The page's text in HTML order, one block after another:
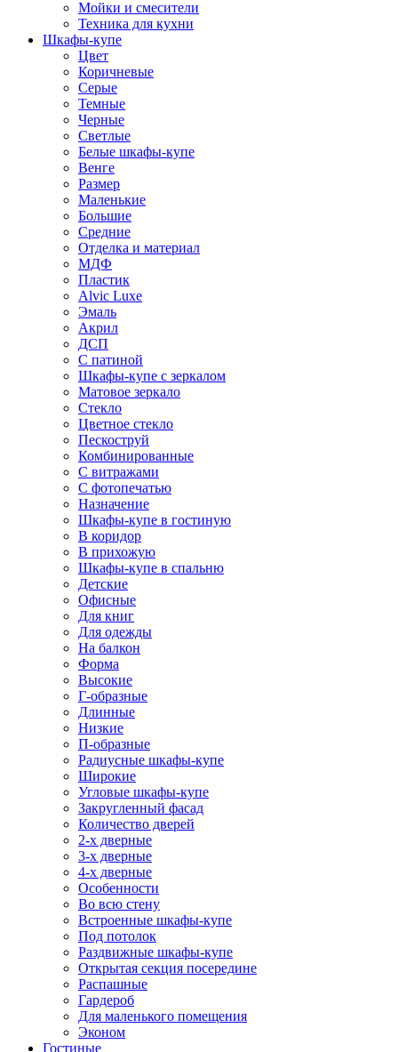
Мойки и смесители
Техника для кухни
Шкафы-купе
Цвет
Коричневые
Серые
Темные
Черные
Светлые
Белые шкафы-купе
Венге
Размер
Маленькие
Большие
Средние
Отделка и материал
МДФ
Пластик
Alvic Luxe
Эмаль
Акрил
ДСП
С патиной
Шкафы-купе с зеркалом
Матовое зеркало
Стекло
Цветное стекло
Пескоструй
Комбинированные
С витражами
С фотопечатью
Назначение
Шкафы-купе в гостиную
В коридор
В прихожую
Шкафы-купе в спальню
Детские
Офисные
Для книг
Для одежды
На балкон
Форма
Высокие
Г-образные
Длинные
Низкие
П-образные
Радиусные шкафы-купе
Широкие
Угловые шкафы-купе
Закругленный фасад
Количество дверей
2-х дверные
3-х дверные
4-х дверные
Особенности
Во всю стену
Встроенные шкафы-купе
Под потолок
Раздвижные шкафы-купе
Открытая секция посередине
Распашные
Гардероб
Для маленького помещения
Эконом
Гостиные